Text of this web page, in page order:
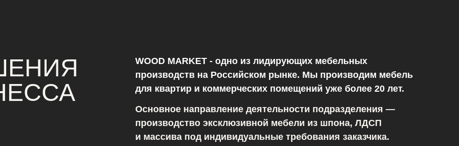
WOOD MARKET - одно из лидирующих мебельных
производств на Российском рынке. Мы производим мебель
для квартир и коммерческих помещений уже более 20 лет.
Основное направление деятельности подразделения —
производство эксклюзивной мебели из шпона, ЛДСП
и массива под индивидуальные требования заказчика.